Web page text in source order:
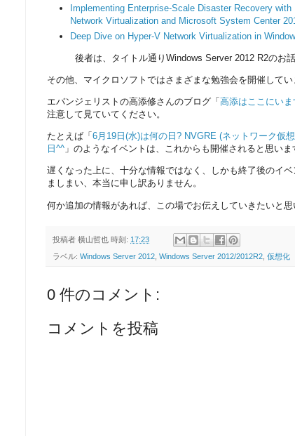
Implementing Enterprise-Scale Disaster Recovery
Network Virtualization and Microsoft System Center
Deep Dive on Hyper-V Network Virtualization in
後者は、タイトル通りWindows Server 2012 R2のお
その他、マイクロソフトではさまざまな勉強会を開催して
エバンジェリストの高添修さんのブログ「 高添はここにいま
注意して見ていてください。
たとえば「 6月19日(水)は何の日? NVGRE (ネットワーク仮
日^^ 」のようなイベントは、これからも開催されると思いま
遅くなった上に、十分な情報ではなく、しかも終了後のイ
ましまい、本当に申し訳ありません。
何か追加の情報があれば、この場でお伝えしていきたいと
投稿者 横山哲也 時刻: 17:23
ラベル: Windows Server 2012 Windows Server 2012/2012R2 仮想化
0 件のコメント:
コメントを投稿